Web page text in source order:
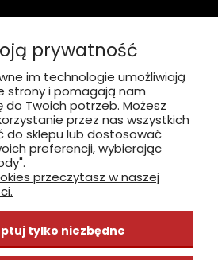
BLIK
zobacz, jak dojechać
INFORMACJE
ZAKUPY
prywatność
im technologie umożliwiają
strony i pomagają nam
Twoich potrzeb. Możesz
przez nas wszystkich
do sklepu lub dostosować
preferencji, wybierając
przeczytasz w naszej
tylko niezbędne